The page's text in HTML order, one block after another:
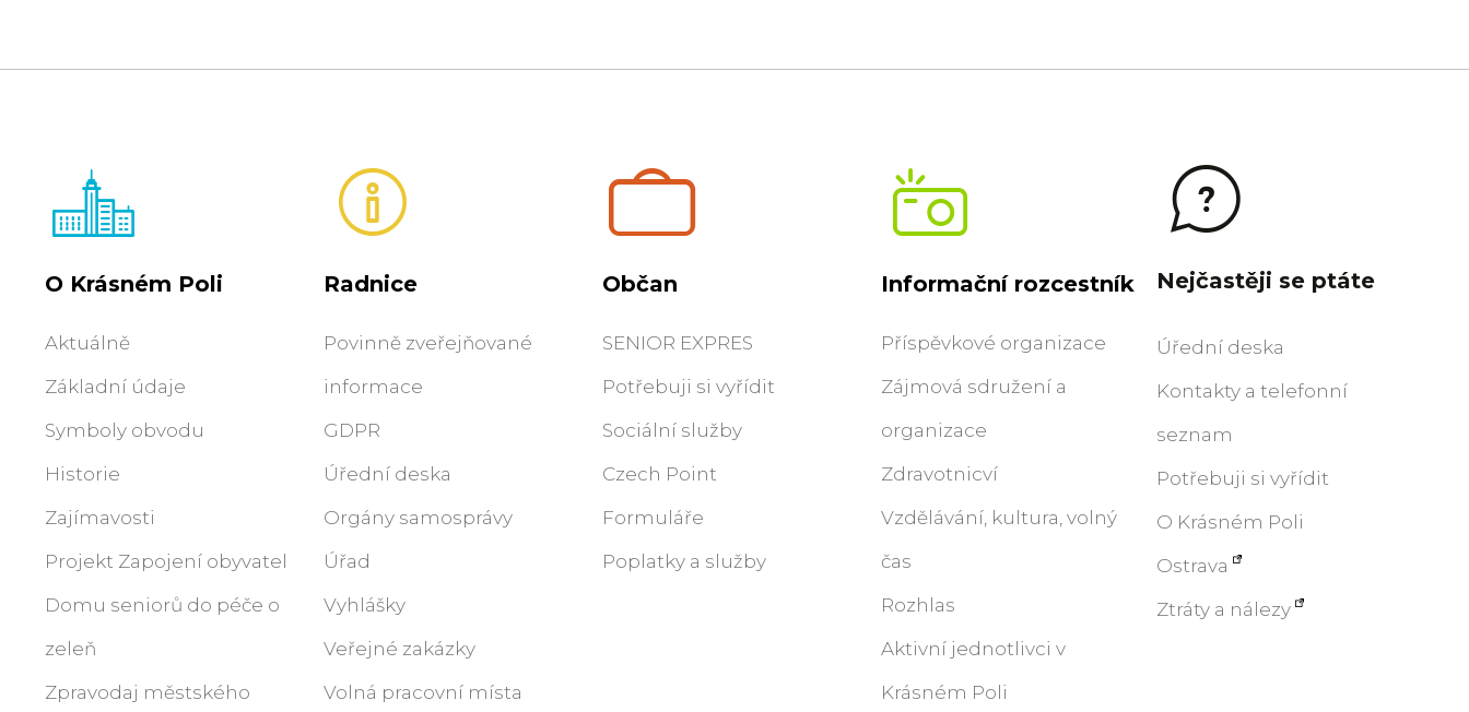
O Krásném Poli
Aktuálně
Základní údaje
Symboly obvodu
Historie
Zajímavosti
Projekt Zapojení obyvatel
Domu seniorů do péče o
zeleň
Zpravodaj městského
Radnice
Povinně zveřejňované
informace
GDPR
Úřední deska
Orgány samosprávy
Úřad
Vyhlášky
Veřejné zakázky
Volná pracovní místa
Občan
SENIOR EXPRES
Potřebuji si vyřídit
Sociální služby
Czech Point
Formuláře
Poplatky a služby
Informační rozcestník
Příspěvkové organizace
Zájmová sdružení a
organizace
Zdravotnicví
Vzdělávání, kultura, volný
čas
Rozhlas
Aktivní jednotlivci v
Krásném Poli
Nejčastěji se ptáte
Úřední deska
Kontakty a telefonní
seznam
Potřebuji si vyřídit
O Krásném Poli
Ostrava
Ztráty a nálezy